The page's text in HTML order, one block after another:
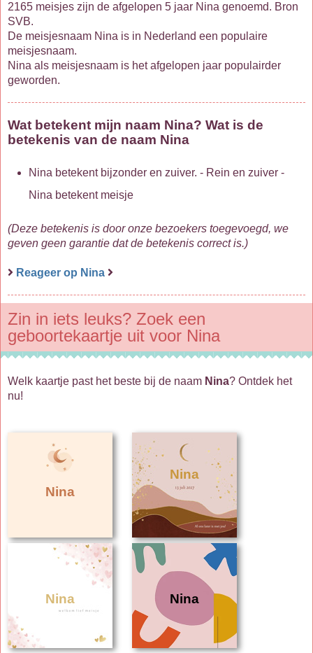
2165 meisjes zijn de afgelopen 5 jaar Nina genoemd. Bron
SVB.
De meisjesnaam Nina is in Nederland een populaire
meisjesnaam.
Nina als meisjesnaam is het afgelopen jaar populairder
geworden.
Wat betekent mijn naam Nina? Wat is de
betekenis van de naam Nina
Nina betekent bijzonder en zuiver. - Rein en zuiver -
Nina betekent meisje
(Deze betekenis is door onze bezoekers toegevoegd, we
geven geen garantie dat de betekenis correct is.)
Reageer op Nina
Zin in iets leuks? Zoek een
geboortekaartje uit voor Nina
Welk kaartje past het beste bij de naam Nina? Ontdek het
nu!
Nina
Nina
Nina Nina